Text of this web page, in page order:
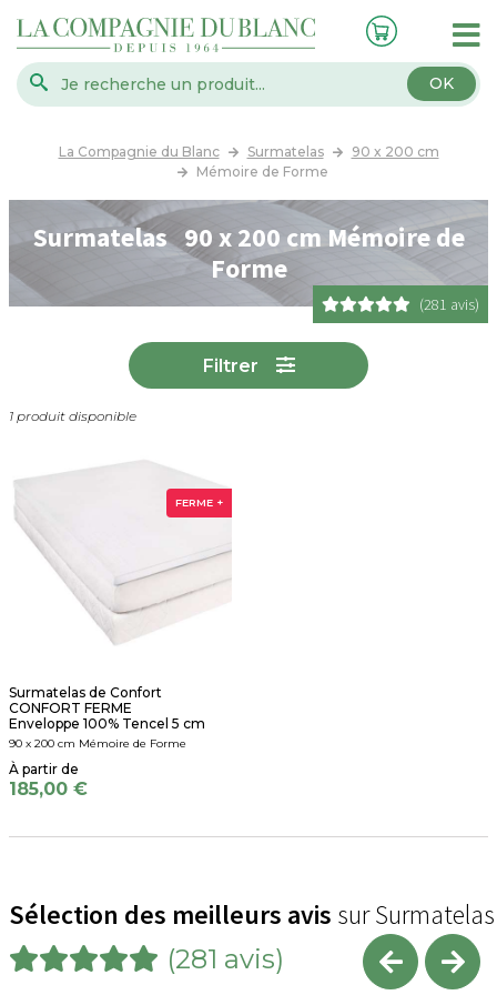
OK
La Compagnie du Blanc Surmatelas
90 x 200 cm
Mémoire de Forme
Surmatelas 90 x 200 cm Mémoire de
Forme
(281 avis)
Filtrer
1 produit disponible
FERME +
Surmatelas de Confort
CONFORT FERME
Enveloppe 100% Tencel 5 cm
90 x 200 cm Mémoire de Forme
185,00 €
Sélection des meilleurs avis sur Surmatelas
(281 avis)